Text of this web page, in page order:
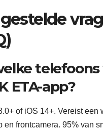
ETA-app?
of iOS 14+. Vereist een
en frontcamera. 95% van